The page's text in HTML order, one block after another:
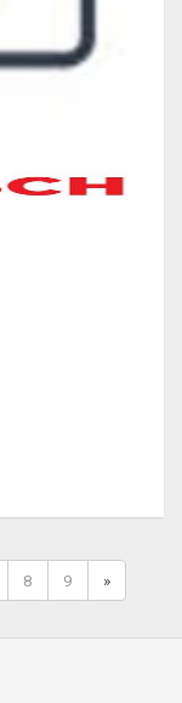
8 9 »